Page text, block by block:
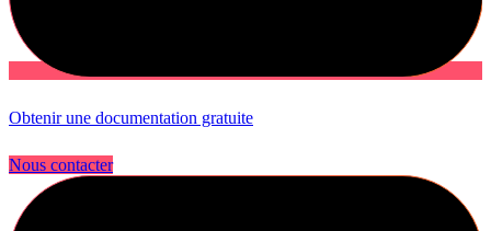
Obtenir une documentation gratuite
Nous contacter